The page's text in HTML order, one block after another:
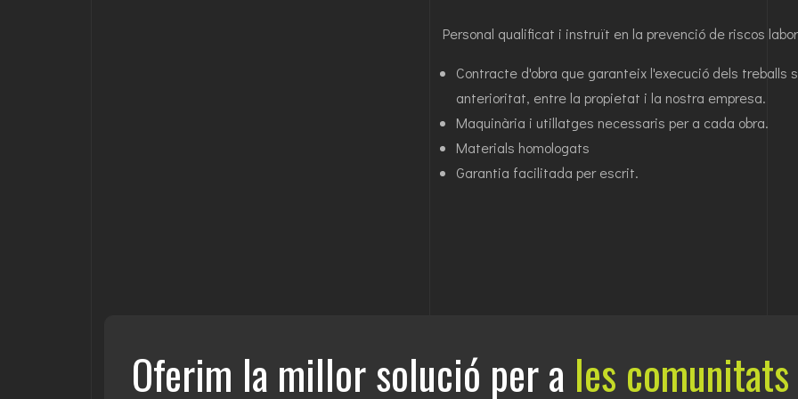
Personal qualificat i instruït en la prevenció de riscos
Contracte d'obra que garanteix l'execució dels
anterioritat, entre la propietat i la nostra empresa.
Maquinària i utillatges necessaris per a cada obra.
Materials homologats
Garantia facilitada per escrit.
Oferim la millor solució per a les comunitats